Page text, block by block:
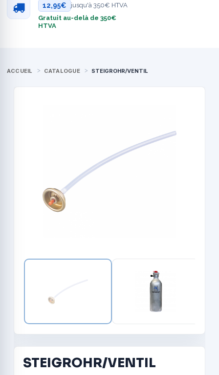
12,95€
jusqu'à 350€ HTVA
Gratuit au-delà de 350€
HTVA
ACCUEIL CATALOGUE STEIGROHR/VENTIL
STEIGROHR/VENTIL